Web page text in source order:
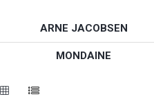
ARNE JACOBSEN
MONDAINE